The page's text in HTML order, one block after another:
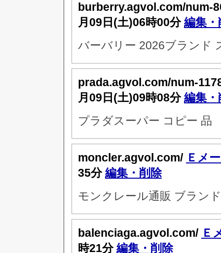
burberry.agvol.com/num-
月09日(土)06時00分編集・
バーバリー 2026ブランド
prada.agvol.com/num-
月09日(土)09時08分編集・
プラダスーパー コピー 品
moncler.agvol.com/ Ｅメ
35分編集・削除
モンクレール通販 ブランド
balenciaga.agvol.com/ Ｅ
時21分編集・削除